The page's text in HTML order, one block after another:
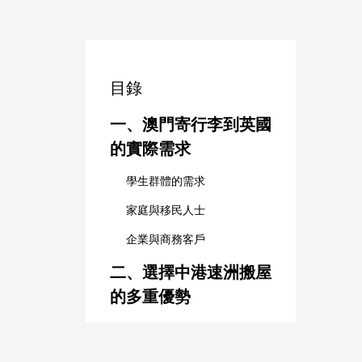
目錄
一、澳門寄行李到英國
的實際需求
學生群體的需求
家庭與移民人士
企業與商務客戶
二、選擇中港速洲搬屋
的多重優勢